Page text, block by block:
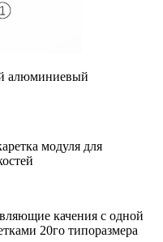
алюминиевый
модуля для
качения с одной
20го типоразмера